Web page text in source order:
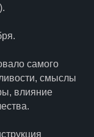
самого
смыслы
влияние